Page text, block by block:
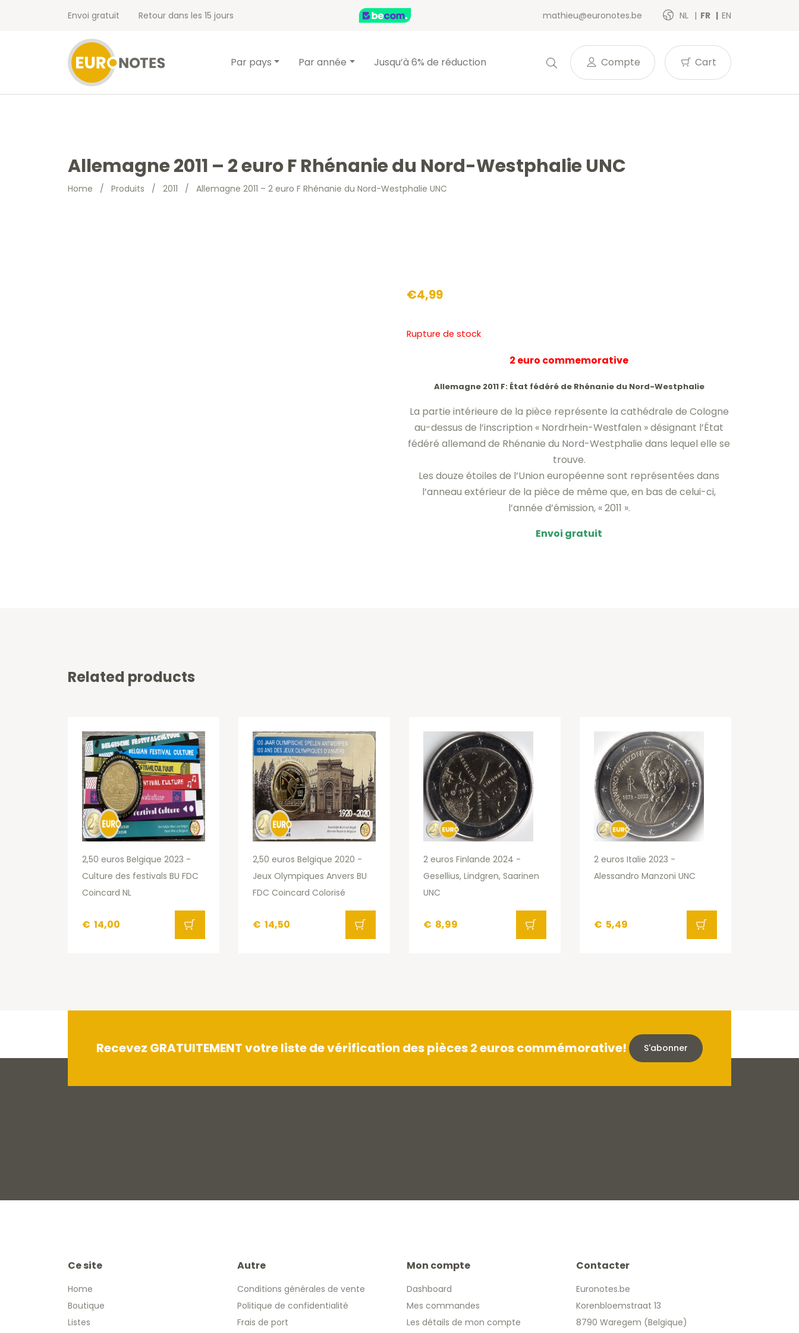
Envoi gratuit Retour dans les 15 jours mathieu@euronotes.be NL FR EN
Par pays Par année Jusqu’à 6% de réduction Compte Cart
Allemagne 2011 – 2 euro F Rhénanie du Nord-Westphalie UNC
Home / Produits / 2011 / Allemagne 2011 – 2 euro F Rhénanie du Nord-Westphalie UNC
€4,99
Rupture de stock
2 euro commemorative
Allemagne 2011 F: État fédéré de Rhénanie du Nord-Westphalie
La partie intérieure de la pièce représente la cathédrale de Cologne
au-dessus de l’inscription « Nordrhein-Westfalen » désignant l’État
fédéré allemand de Rhénanie du Nord-Westphalie dans lequel elle se
trouve.
Les douze étoiles de l’Union européenne sont représentées dans
l’anneau extérieur de la pièce de même que, en bas de celui-ci,
l’année d’émission, « 2011 ».
Envoi gratuit
Related products
2,50 euros Belgique 2023 -
Culture des festivals BU FDC
Coincard NL
€ 14,00
2,50 euros Belgique 2020 -
Jeux Olympiques Anvers BU
FDC Coincard Colorisé
€ 14,50
2 euros Finlande 2024 -
Gesellius, Lindgren, Saarinen
UNC
€ 8,99
2 euros Italie 2023 -
Alessandro Manzoni UNC
€ 5,49
Recevez GRATUITEMENT votre liste de vérification des pièces 2 euros commémorative! S'abonner
Ce site
Home
Boutique
Listes
Autre
Conditions générales de vente
Politique de confidentialité
Frais de port
Mon compte
Dashboard
Mes commandes
Les détails de mon compte
Contacter
Euronotes.be
Korenbloemstraat 13
8790 Waregem (Belgique)